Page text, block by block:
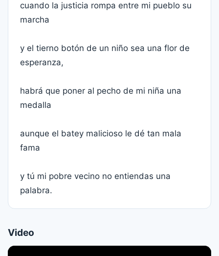
cuando la justicia rompa entre mi pueblo su
marcha
y el tierno botón de un niño sea una flor de
esperanza,
habrá que poner al pecho de mi niña una
medalla
aunque el batey malicioso le dé tan mala
fama
y tú mi pobre vecino no entiendas una
palabra.
Video